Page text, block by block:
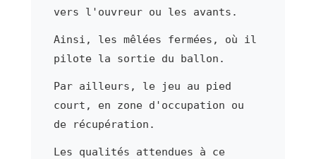
vers l'ouvreur ou les avants.
Ainsi, les mêlées fermées, où il
pilote la sortie du ballon.
Par ailleurs, le jeu au pied
court, en zone d'occupation ou
de récupération.
Les qualités attendues à ce